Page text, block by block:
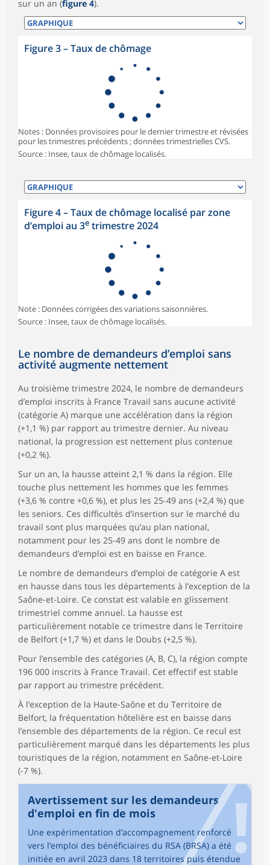
sur un an (figure 4).
Figure 3–Taux de chômage
Notes : Données provisoires pour le dernier trimestre et révisées
pour les trimestres précédents ; données trimestrielles CVS.
Source : Insee, taux de chômage localisés.
Figure 4–Taux de chômage localisé par zone
d’emploi au 3e trimestre 2024
Note : Données corrigées des variations saisonnières.
Source : Insee, taux de chômage localisés.
Le nombre de demandeurs d’emploi sans
activité augmente nettement
Au troisième trimestre 2024, le nombre de demandeurs
d’emploi inscrits à France Travail sans aucune activité
(catégorie A) marque une accélération dans la région
(+1,1 %) par rapport au trimestre dernier. Au niveau
national, la progression est nettement plus contenue
(+0,2 %).
Sur un an, la hausse atteint 2,1 % dans la région. Elle
touche plus nettement les hommes que les femmes
(+3,6 % contre +0,6 %), et plus les 25-49 ans (+2,4 %) que
les seniors. Ces difficultés d’insertion sur le marché du
travail sont plus marquées qu’au plan national,
notamment pour les 25-49 ans dont le nombre de
demandeurs d’emploi est en baisse en France.
Le nombre de demandeurs d’emploi de catégorie A est
en hausse dans tous les départements à l’exception de la
Saône-et-Loire. Ce constat est valable en glissement
trimestriel comme annuel. La hausse est
particulièrement notable ce trimestre dans le Territoire
de Belfort (+1,7 %) et dans le Doubs (+2,5 %).
Pour l’ensemble des catégories (A, B, C), la région compte
196 000 inscrits à France Travail. Cet effectif est stable
par rapport au trimestre précédent.
À l’exception de la Haute-Saône et du Territoire de
Belfort, la fréquentation hôtelière est en baisse dans
l’ensemble des départements de la région. Ce recul est
particulièrement marqué dans les départements les plus
touristiques de la région, notamment en Saône-et-Loire
(-7 %).
Avertissement sur les demandeurs
d'emploi en fin de mois
Une expérimentation d’accompagnement renforcé
vers l’emploi des bénéficiaires du RSA (BRSA) a été
initiée en avril 2023 dans 18 territoires puis étendue